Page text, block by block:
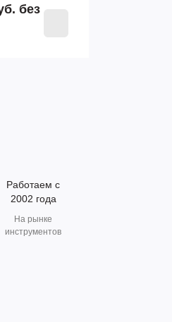
без
Работаем с
2002 года
На рынке
инструментов